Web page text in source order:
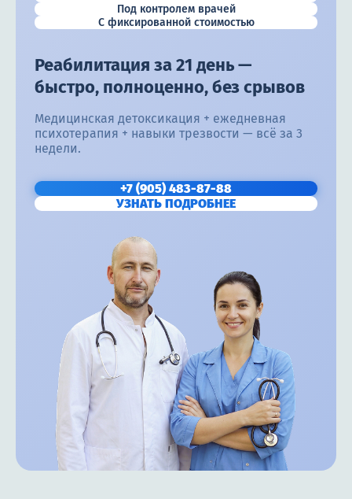
Под контролем врачей
С фиксированной стоимостью
Реабилитация за 21 день —
быстро, полноценно, без срывов
Медицинская детоксикация + ежедневная
психотерапия + навыки трезвости — всё за 3
недели.
+7 (905) 483-87-88
УЗНАТЬ ПОДРОБНЕЕ